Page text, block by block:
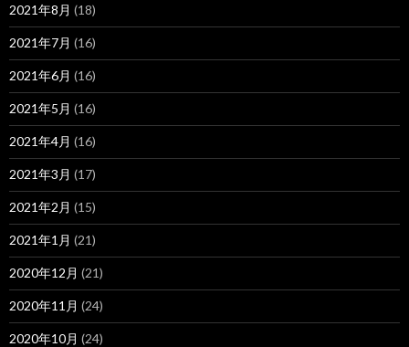
2021年8月 (18)
2021年7月 (16)
2021年6月 (16)
2021年5月 (16)
2021年4月 (16)
2021年3月 (17)
2021年2月 (15)
2021年1月 (21)
2020年12月 (21)
2020年11月 (24)
2020年10月 (24)